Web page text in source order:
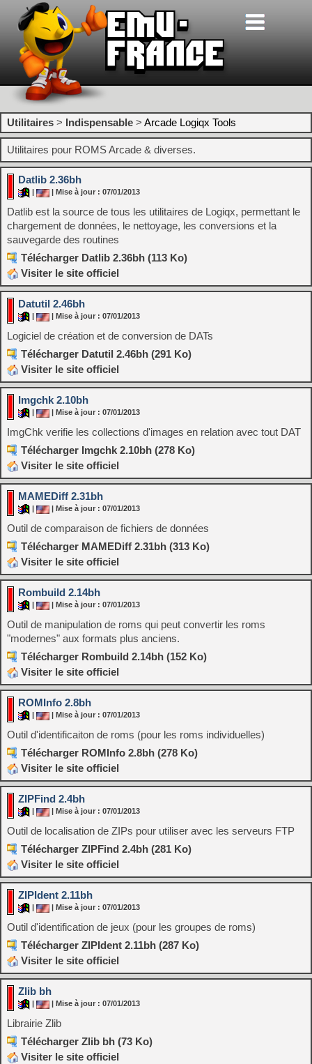
Utilitaires > Indispensable > Arcade Logiqx Tools
Utilitaires pour ROMS Arcade & diverses.
Datlib 2.36bh
| Mise à jour : 07/01/2013
Datlib est la source de tous les utilitaires de Logiqx, permettant le
chargement de données, le nettoyage, les conversions et la
sauvegarde des routines
Télécharger Datlib 2.36bh (113 Ko)
Visiter le site officiel
Datutil 2.46bh
| Mise à jour : 07/01/2013
Logiciel de création et de conversion de DATs
Télécharger Datutil 2.46bh (291 Ko)
Visiter le site officiel
Imgchk 2.10bh
| Mise à jour : 07/01/2013
ImgChk verifie les collections d'images en relation avec tout DAT
Télécharger Imgchk 2.10bh (278 Ko)
Visiter le site officiel
MAMEDiff 2.31bh
| Mise à jour : 07/01/2013
Outil de comparaison de fichiers de données
Télécharger MAMEDiff 2.31bh (313 Ko)
Visiter le site officiel
Rombuild 2.14bh
| Mise à jour : 07/01/2013
Outil de manipulation de roms qui peut convertir les roms
"modernes" aux formats plus anciens.
Télécharger Rombuild 2.14bh (152 Ko)
Visiter le site officiel
ROMInfo 2.8bh
| Mise à jour : 07/01/2013
Outil d'identificaiton de roms (pour les roms individuelles)
Télécharger ROMInfo 2.8bh (278 Ko)
Visiter le site officiel
ZIPFind 2.4bh
| Mise à jour : 07/01/2013
Outil de localisation de ZIPs pour utiliser avec les serveurs FTP
Télécharger ZIPFind 2.4bh (281 Ko)
Visiter le site officiel
ZIPIdent 2.11bh
| Mise à jour : 07/01/2013
Outil d'identification de jeux (pour les groupes de roms)
Télécharger ZIPIdent 2.11bh (287 Ko)
Visiter le site officiel
Zlib bh
| Mise à jour : 07/01/2013
Librairie Zlib
Télécharger Zlib bh (73 Ko)
Visiter le site officiel